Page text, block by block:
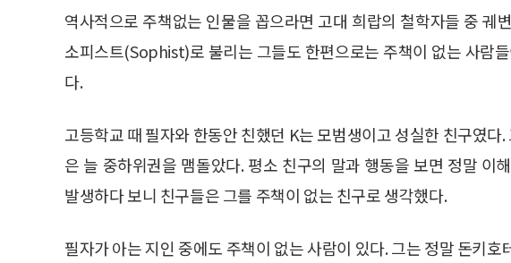
역사적으로 주책없는 인물을 꼽으라면 고대 희랍의 철학자들 중 궤
소피스트(Sophist)로 불리는 그들도 한편으로는 주책이 없는 사람
다.
고등학교 때 필자와 한동안 친했던 K는 모범생이고 성실한 친구였다
은 늘 중하위권을 맴돌았다. 평소 친구의 말과 행동을 보면 정말 이
발생하다 보니 친구들은 그를 주책이 없는 친구로 생각했다.
필자가 아는 지인 중에도 주책이 없는 사람이 있다. 그는 정말 돈키호